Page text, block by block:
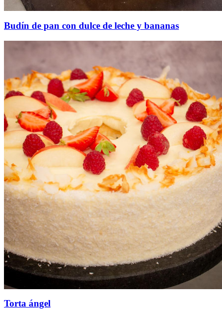
Budín de pan con dulce de leche y bananas
Torta ángel